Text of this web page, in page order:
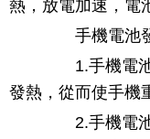
熱，放電加速，電
手機電池發
1.手機電池
發熱，從而使手機
2.手機電池